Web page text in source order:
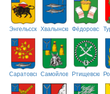
ЭнгельсскийХвалынскийФёдоровский
СаратовскийСамойловскийРтищевский